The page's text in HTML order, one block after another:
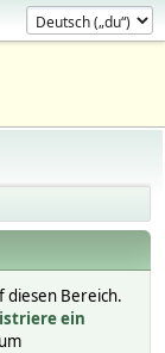
Bereich.
ein